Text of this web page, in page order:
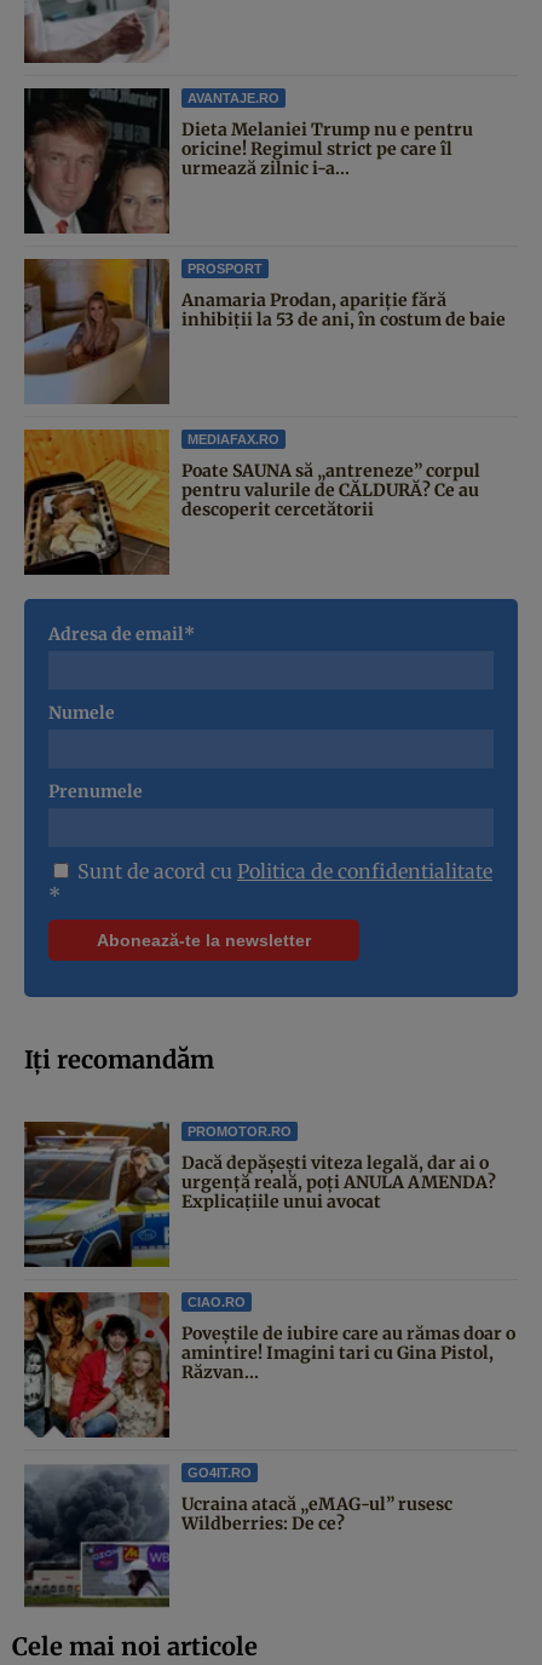
AVANTAJE.RO
Dieta Melaniei Trump nu e pentru
oricine! Regimul strict pe care îl
urmează zilnic i-a...
PROSPORT
Anamaria Prodan, apariție fără
inhibiții la 53 de ani, în costum de baie
MEDIAFAX.RO
Poate SAUNA să „antreneze” corpul
pentru valurile de CĂLDURĂ? Ce au
descoperit cercetătorii
Adresa de email*
Numele
Prenumele
Sunt de acord cu Politica de confidentialitate
*
Iți recomandăm
PROMOTOR.RO
Dacă depășești viteza legală, dar ai o
urgență reală, poți ANULA AMENDA?
Explicațiile unui avocat
CIAO.RO
Poveştile de iubire care au rămas doar o
amintire! Imagini tari cu Gina Pistol,
Răzvan...
GO4IT.RO
Ucraina atacă „eMAG-ul” rusesc
Wildberries: De ce?
Cele mai noi articole